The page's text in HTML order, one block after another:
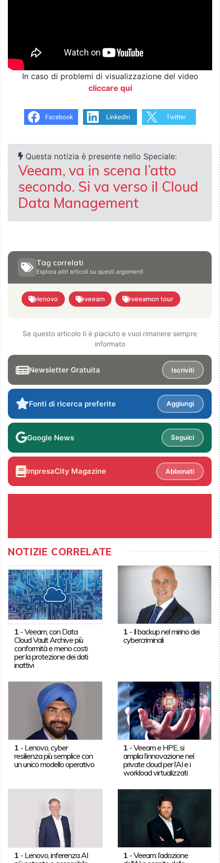
In caso di problemi di visualizzazione del video
cliccare qui
Questa notizia è presente nello Speciale:
Veeam, va in scena l’atto
secondo. Si va verso il Cloud
Data Management
Tag correlati
Esplora altri articoli su questi argomenti
lenovo veeam veeamon tour
Se questo articolo ti è piaciuto e vuoi rimanere sempre
informato
Newsletter Gratuita Iscriviti
Fonti di ricerca preferite Aggiungi
Google News Seguici
ImpresaCity Magazine Abbonati
NOTIZIE CORRELATE
1-Veeam, con Data
Cloud Vault Archive più
conformità e meno costi
per la protezione dei dati
inattivi
1 - Il backup nel mirino dei
cybercriminali
1- Lenovo, cyber
resilienza più semplice con
un unico modello operativo
1 -Veeam e HPE, si
amplia l’innovazione nel
private cloud per l’AI e i
workload virtualizzati
1- Lenovo, inferenza AI
1 -Veeam: l’adozione